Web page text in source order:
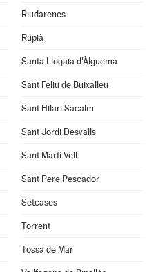
Riudarenes
Rupià
Santa Llogaia d'Àlguema
Sant Feliu de Buixalleu
Sant Hilari Sacalm
Sant Jordi Desvalls
Sant Martí Vell
Sant Pere Pescador
Setcases
Torrent
Tossa de Mar